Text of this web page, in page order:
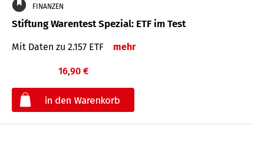
FINANZEN
Stiftung Warentest Spezial: ETF im Test
Mit Daten zu 2.157 ETF mehr
16,90 €